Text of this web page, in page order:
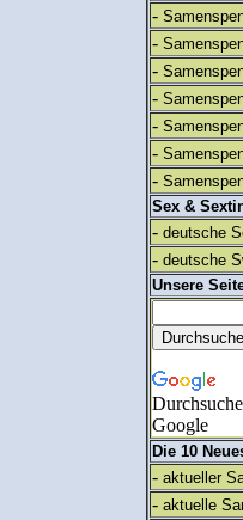
-
-
-
-
-
-
-
Sex &
- deutsche
- deutsche
Unsere
Google
Die 10
- aktueller
- aktuelle